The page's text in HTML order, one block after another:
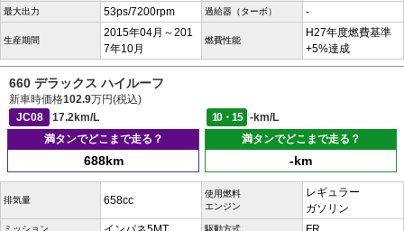
最大出力 53ps/7200rpm 過給器（ターボ） -
生産期間
2015年04月～201
7年10月
燃費性能
H27年度燃費基準
+5%達成
660 デラックス ハイルーフ
新車時価格102.9万円(税込)
JC08
17.2km/L 10・15
-km/L
満タンでどこまで走る？
688km
満タンでどこまで走る？
-km
排気量 658cc
使用燃料
エンジン
レギュラー
ガソリン
ミッション 駆動方式